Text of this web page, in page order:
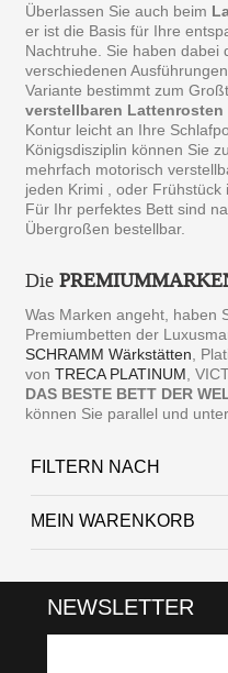
Überlassen Sie auch beim
er ist die Basis für Ihre
Nachtruhe. Sie haben dabei
verschiedenen
Variante bestimmt zum
verstellbaren Lattenrosten
Kontur leicht an Ihre
Königsdisziplin können Sie
mehrfach motorisch
jeden Krimi , oder Frühstück
Für Ihr perfektes Bett sind
Übergroßen bestellbar.
Die
Was Marken angeht, haben
Premiumbetten der
SCHRAMM Wärkstätten ,
vonTRECA PLATINUM ,
DAS BESTE BETT DER
können Sie parallel und
FILTERN NACH
MEIN WARENKORB
NEWSLETTER